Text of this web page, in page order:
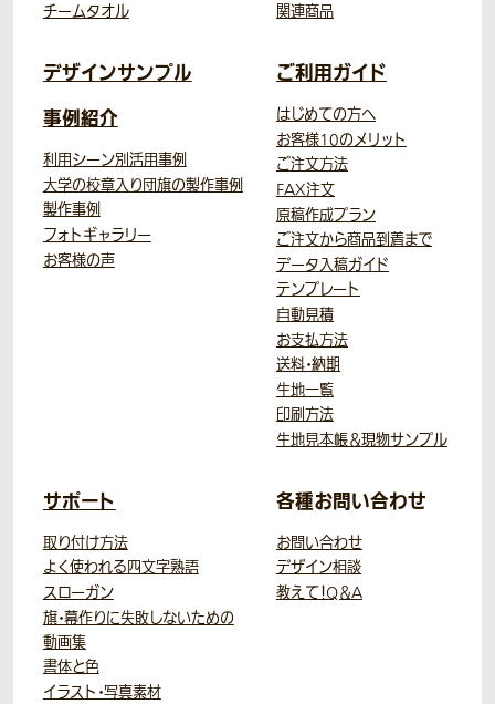
チームタオル
関連商品
デザインサンプル
事例紹介
利用シーン別活用事例
大学の校章入り団旗の製作事例
製作事例
フォトギャラリー
お客様の声
ご利用ガイド
はじめての方へ
お客様10のメリット
ご注文方法
FAX注文
原稿作成プラン
ご注文から商品到着まで
データ入稿ガイド
テンプレート
自動見積
お支払方法
送料・納期
生地一覧
印刷方法
生地見本帳＆現物サンプル
サポート
取り付け方法
よく使われる四文字熟語
スローガン
旗・幕作りに失敗しないための
動画集
書体と色
イラスト・写真素材
各種お問い合わせ
お問い合わせ
デザイン相談
教えて！Q＆A